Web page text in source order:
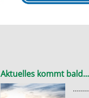
Aktuelles kommt bald...